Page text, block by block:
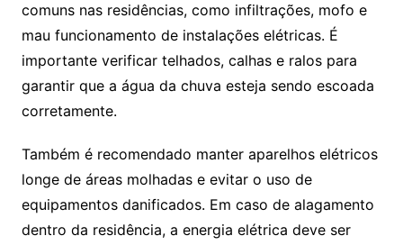
comuns nas residências, como infiltrações, mofo e
mau funcionamento de instalações elétricas. É
importante verificar telhados, calhas e ralos para
garantir que a água da chuva esteja sendo escoada
corretamente.
Também é recomendado manter aparelhos elétricos
longe de áreas molhadas e evitar o uso de
equipamentos danificados. Em caso de alagamento
dentro da residência, a energia elétrica deve ser